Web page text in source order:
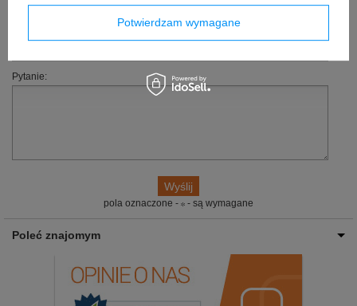
tylko będzie to możliwe.
Pytanie:
pola oznaczone - - są wymagane
Poleć znajomym
Potwierdzam wymagane